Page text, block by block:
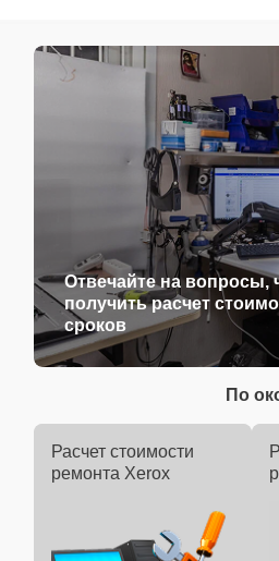
Отвечайте на вопросы,
получить расчет
сроков
По
Расчет стоимости
ремонта Xerox